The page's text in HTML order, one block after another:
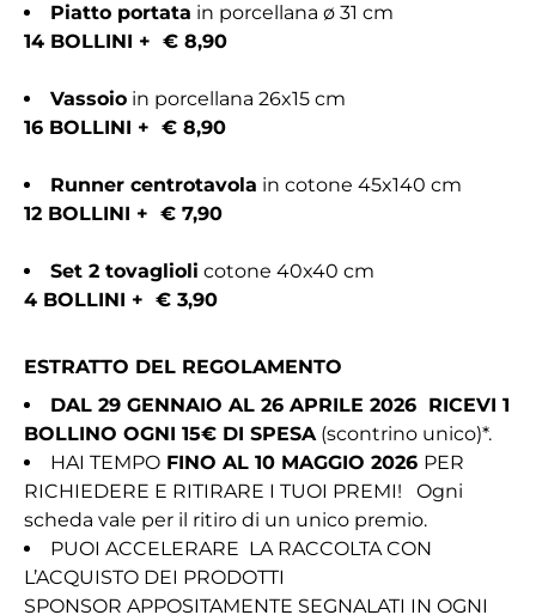
Piatto portata in porcellana ø 31 cm
14 BOLLINI + € 8,90
Vassoio in porcellana 26x15 cm
16 BOLLINI + € 8,90
Runner centrotavola in cotone 45x140 cm
12 BOLLINI + € 7,90
Set 2 tovaglioli cotone 40x40 cm
4 BOLLINI + € 3,90
ESTRATTO DEL REGOLAMENTO
DAL 29 GENNAIO AL 26 APRILE 2026 RICEVI 1
BOLLINO OGNI 15€ DI SPESA(scontrino unico)*.
HAI TEMPO FINO AL 10 MAGGIO 2026 PER
RICHIEDERE E RITIRARE I TUOI PREMI! Ogni
scheda vale per il ritiro di un unico premio.
PUOI ACCELERARE LA RACCOLTA CON
L’ACQUISTO DEI PRODOTTI
SPONSOR APPOSITAMENTE SEGNALATI IN OGNI